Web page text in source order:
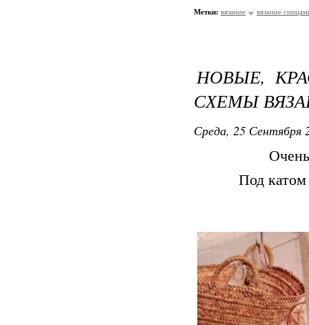
Метки: вязание вязание
НОВЫЕ,
СХЕМЫ
Среда, 25 Сентября
Под